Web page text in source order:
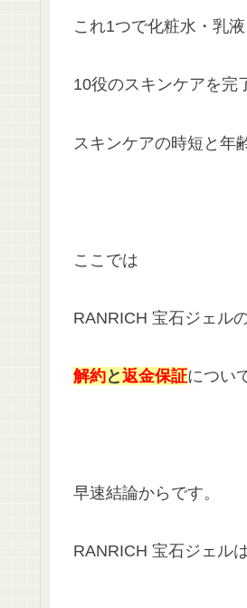
これ1つで化粧水・乳
10役のスキンケアを完
スキンケアの時短と年
ここでは
RANRICH 宝石ジェル
解約と返金保証につい
早速結論からです。
RANRICH 宝石ジェル